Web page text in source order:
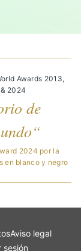
Awards 2013,
2024
de
2024 por la
en blanco y negro
Aviso legal
sesión